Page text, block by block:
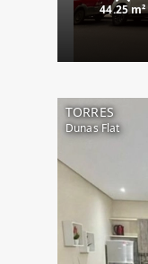
44.25 m²
TORRES
Dunas Flat